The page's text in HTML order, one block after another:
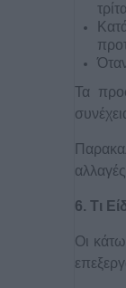
Τα
6. Τι
Οι